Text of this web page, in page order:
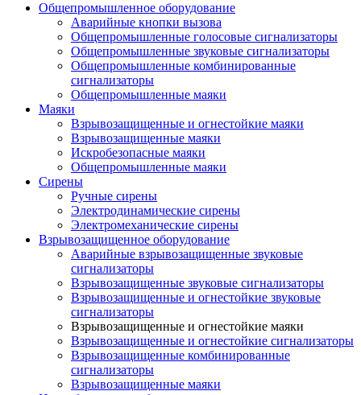
Общепромышленное оборудование
Аварийные кнопки вызова
Общепромышленные голосовые сигнализаторы
Общепромышленные звуковые сигнализаторы
Общепромышленные комбинированные
сигнализаторы
Общепромышленные маяки
Маяки
Взрывозащищенные и огнестойкие маяки
Взрывозащищенные маяки
Искробезопасные маяки
Общепромышленные маяки
Сирены
Ручные сирены
Электродинамические сирены
Электромеханические сирены
Взрывозащищенное оборудование
Аварийные взрывозащищенные звуковые
сигнализаторы
Взрывозащищенные звуковые сигнализаторы
Взрывозащищенные и огнестойкие звуковые
сигнализаторы
Взрывозащищенные и огнестойкие маяки
Взрывозащищенные и огнестойкие сигнализаторы
Взрывозащищенные комбинированные
сигнализаторы
Взрывозащищенные маяки